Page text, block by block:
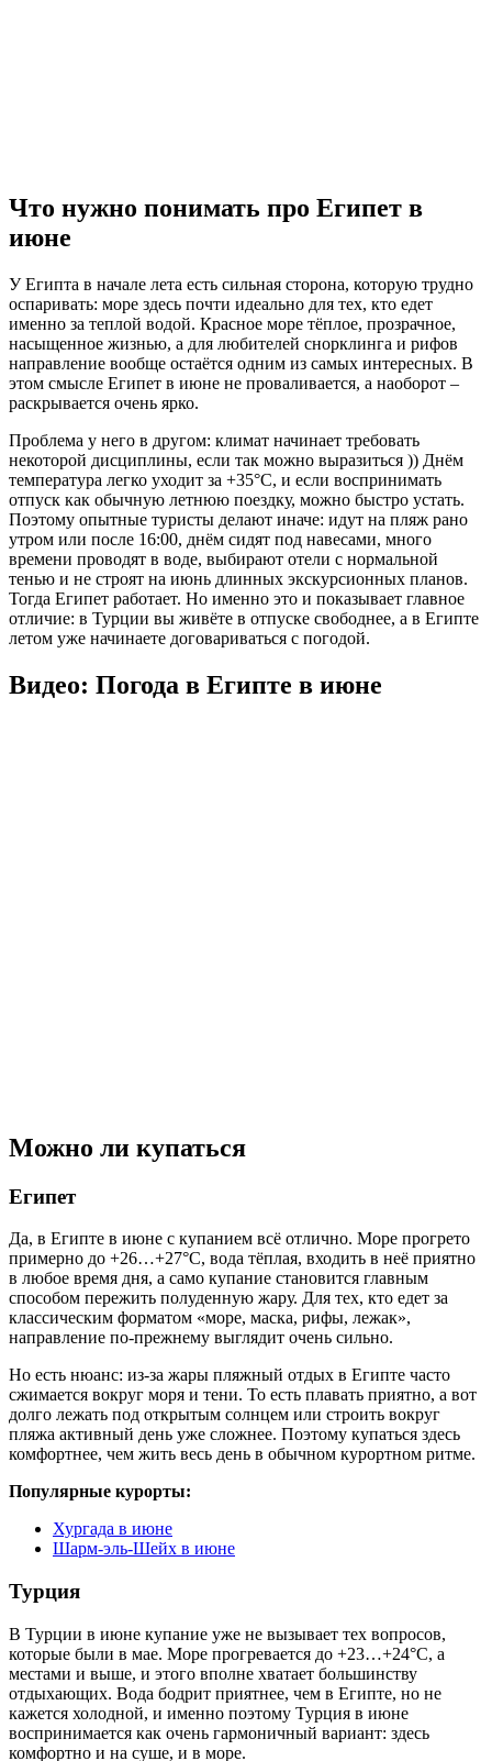
Что нужно понимать про Египет в
июне
У Египта в начале лета есть сильная сторона, которую трудно
оспаривать: море здесь почти идеально для тех, кто едет
именно за теплой водой. Красное море тёплое, прозрачное,
насыщенное жизнью, а для любителей снорклинга и рифов
направление вообще остаётся одним из самых интересных. В
этом смысле Египет в июне не проваливается, а наоборот –
раскрывается очень ярко.
Проблема у него в другом: климат начинает требовать
некоторой дисциплины, если так можно выразиться )) Днём
температура легко уходит за +35°C, и если воспринимать
отпуск как обычную летнюю поездку, можно быстро устать.
Поэтому опытные туристы делают иначе: идут на пляж рано
утром или после 16:00, днём сидят под навесами, много
времени проводят в воде, выбирают отели с нормальной
тенью и не строят на июнь длинных экскурсионных планов.
Тогда Египет работает. Но именно это и показывает главное
отличие: в Турции вы живёте в отпуске свободнее, а в Египте
летом уже начинаете договариваться с погодой.
Видео: Погода в Египте в июне
Можно ли купаться
Египет
Да, в Египте в июне с купанием всё отлично. Море прогрето
примерно до +26…+27°C, вода тёплая, входить в неё приятно
в любое время дня, а само купание становится главным
способом пережить полуденную жару. Для тех, кто едет за
классическим форматом «море, маска, рифы, лежак»,
направление по-прежнему выглядит очень сильно.
Но есть нюанс: из-за жары пляжный отдых в Египте часто
сжимается вокруг моря и тени. То есть плавать приятно, а вот
долго лежать под открытым солнцем или строить вокруг
пляжа активный день уже сложнее. Поэтому купаться здесь
комфортнее, чем жить весь день в обычном курортном ритме.
Популярные курорты:
Хургада в июне
Шарм-эль-Шейх в июне
Турция
В Турции в июне купание уже не вызывает тех вопросов,
которые были в мае. Море прогревается до +23…+24°C, а
местами и выше, и этого вполне хватает большинству
отдыхающих. Вода бодрит приятнее, чем в Египте, но не
кажется холодной, и именно поэтому Турция в июне
воспринимается как очень гармоничный вариант: здесь
комфортно и на суше, и в море.